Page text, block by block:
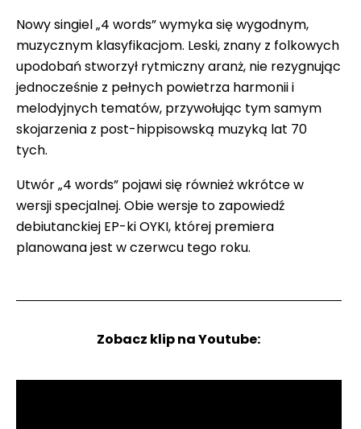
Nowy singiel „4 words” wymyka się wygodnym,
muzycznym klasyfikacjom. Leski, znany z folkowych
upodobań stworzył rytmiczny aranż, nie rezygnując
jednocześnie z pełnych powietrza harmonii i
melodyjnych tematów, przywołując tym samym
skojarzenia z post-hippisowską muzyką lat 70
tych.
Utwór „4 words” pojawi się również wkrótce w
wersji specjalnej. Obie wersje to zapowiedź
debiutanckiej EP-ki OYKI, której premiera
planowana jest w czerwcu tego roku.
Zobacz klip na Youtube: